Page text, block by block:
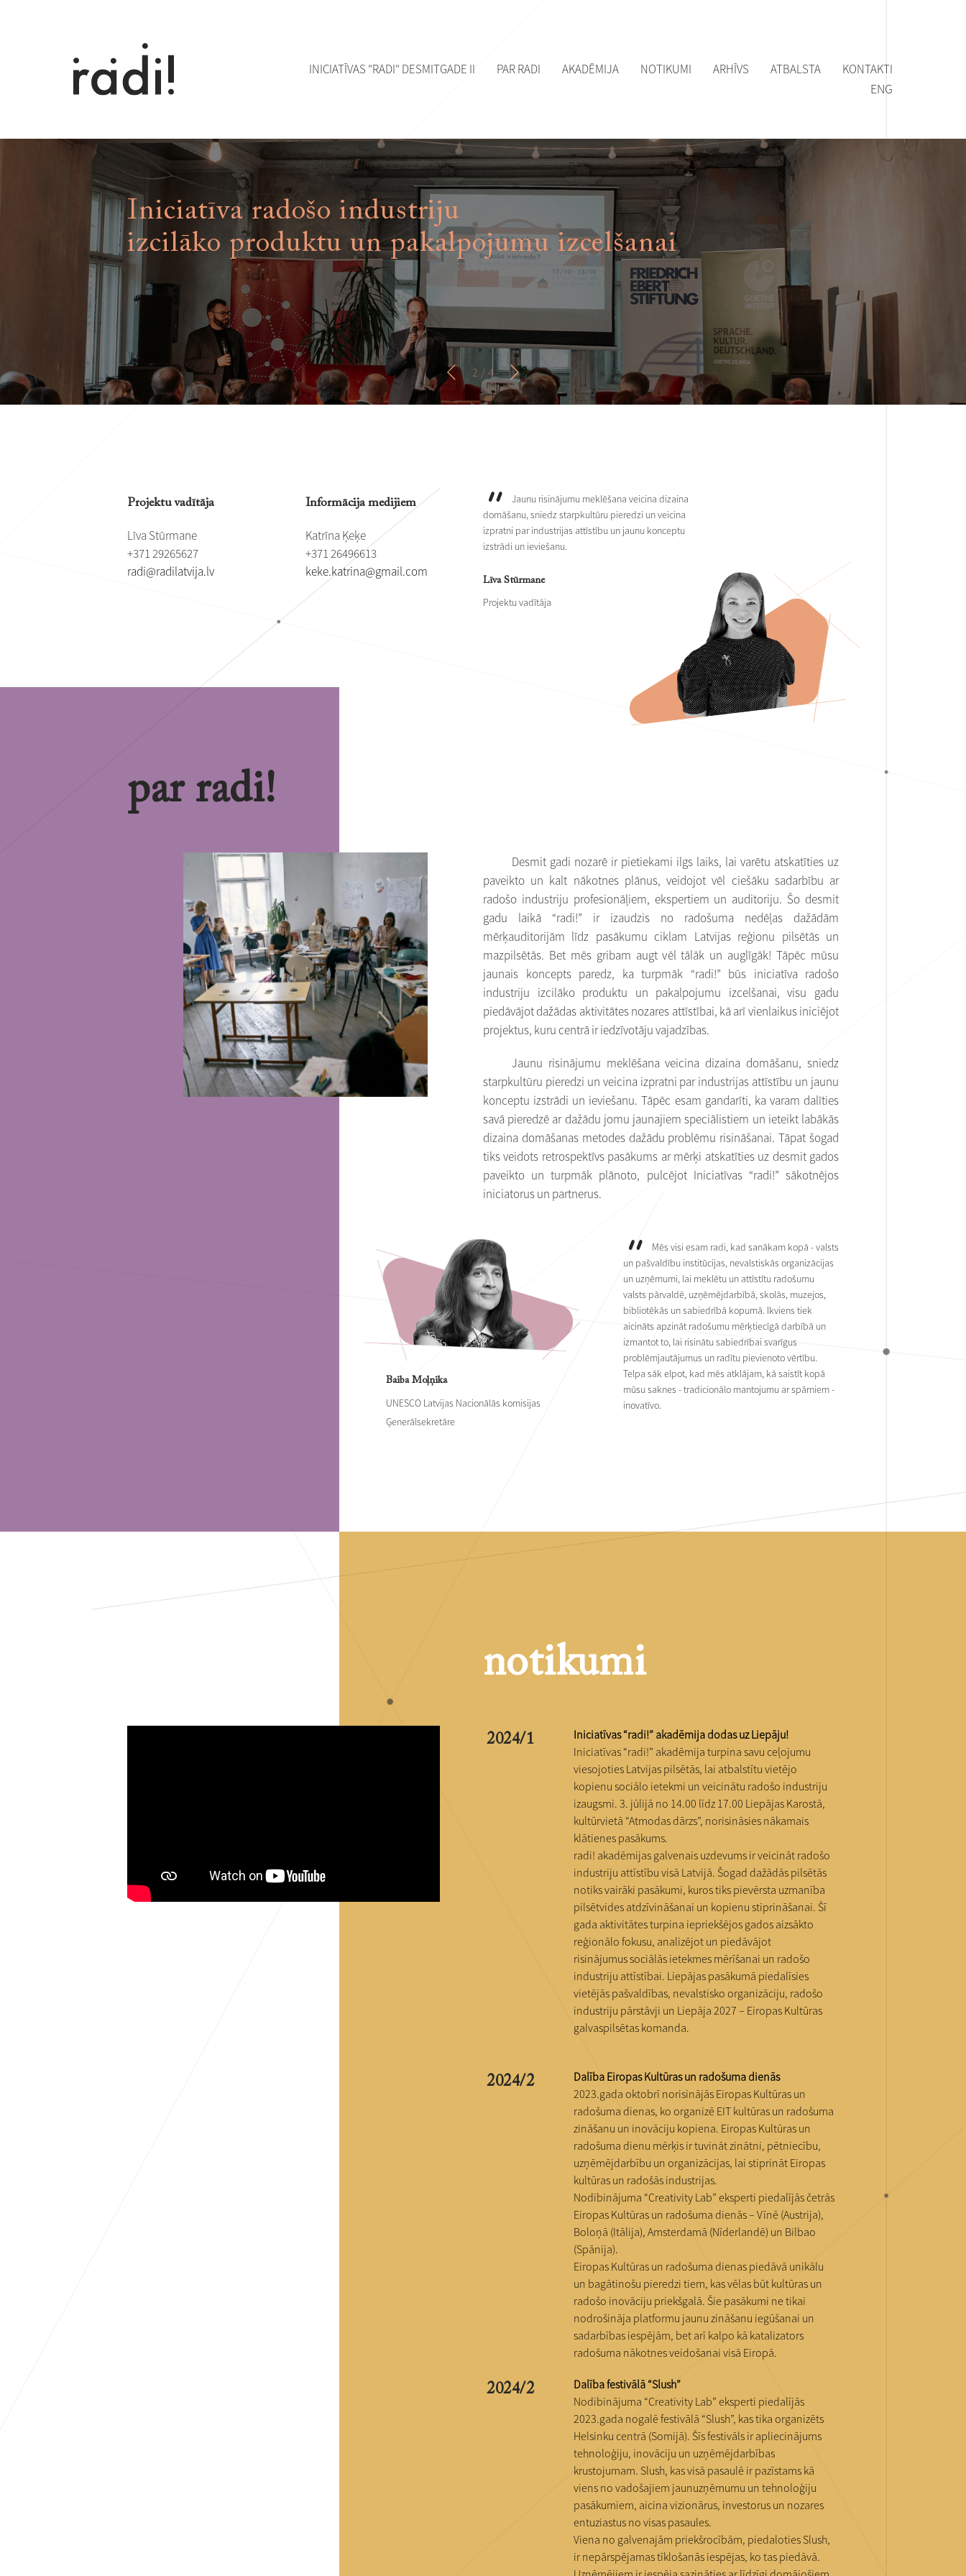
INICIATĪVAS "RADI" DESMITGADE II PAR RADI AKADĒMIJA NOTIKUMI ARHĪVS ATBALSTA KONTAKTI
ENG
Iniciatīva radošo industriju
izcilāko produktu un pakalpojumu izcelšanai
3 / 4
Projektu vadītāja
Līva Stūrmane
+371 29265627
​radi@radilatvija.lv
Informācija medijiem
Katrīna Ķeķe
+371 26496613
​​keke.katrina@gmail.com
Jaunu risinājumu meklēšana veicina dizaina
domāšanu, sniedz starpkultūru pieredzi un veicina
izpratni par industrijas attīstību un jaunu konceptu
izstrādi un ieviešanu.
Līva Stūrmane
Projektu vadītāja
par radi!
Desmit gadi nozarē ir pietiekami ilgs laiks, lai varētu atskatīties uz
paveikto un kalt nākotnes plānus, veidojot vēl ciešāku sadarbību ar
radošo industriju profesionāļiem, ekspertiem un auditoriju. Šo desmit
gadu laikā “radi!” ir izaudzis no radošuma nedēļas dažādām
mērķauditorijām līdz pasākumu ciklam Latvijas reģionu pilsētās un
mazpilsētās. Bet mēs gribam augt vēl tālāk un auglīgāk! Tāpēc mūsu
jaunais koncepts paredz, ka turpmāk “radi!” būs iniciatīva radošo
industriju izcilāko produktu un pakalpojumu izcelšanai, visu gadu
piedāvājot dažādas aktivitātes nozares attīstībai, kā arī vienlaikus iniciējot
projektus, kuru centrā ir iedzīvotāju vajadzības.
Jaunu risinājumu meklēšana veicina dizaina domāšanu, sniedz
starpkultūru pieredzi un veicina izpratni par industrijas attīstību un jaunu
konceptu izstrādi un ieviešanu. Tāpēc esam gandarīti, ka varam dalīties
savā pieredzē ar dažādu jomu jaunajiem speciālistiem un ieteikt labākās
dizaina domāšanas metodes dažādu problēmu risināšanai. Tāpat šogad
tiks veidots retrospektīvs pasākums ar mērķi atskatīties uz desmit gados
paveikto un turpmāk plānoto, pulcējot Iniciatīvas “radi!” sākotnējos
iniciatorus un partnerus.
Baiba Moļņika
UNESCO Latvijas Nacionālās komisijas
Ģenerālsekretāre
Mēs visi esam radi, kad sanākam kopā - valsts
un pašvaldību institūcijas, nevalstiskās organizācijas
un uzņēmumi, lai meklētu un attīstītu radošumu
valsts pārvaldē, uzņēmējdarbībā, skolās, muzejos,
bibliotēkās un sabiedrībā kopumā. Ikviens tiek
aicināts apzināt radošumu mērķtiecīgā darbībā un
izmantot to, lai risinātu sabiedrībai svarīgus
problēmjautājumus un radītu pievienoto vērtību.
Telpa sāk elpot, kad mēs atklājam, kā saistīt kopā
mūsu saknes - tradicionālo mantojumu ar spārniem -
inovatīvo.
notikumi
2024/1
Iniciatīvas “radi!” akadēmija dodas uz Liepāju!
Iniciatīvas “radi!” akadēmija turpina savu ceļojumu
viesojoties Latvijas pilsētās, lai atbalstītu vietējo
kopienu sociālo ietekmi un veicinātu radošo industriju
izaugsmi. 3. jūlijā no 14.00 līdz 17.00 Liepājas Karostā,
kultūrvietā “Atmodas dārzs”, norisināsies nākamais
klātienes pasākums.
radi! akadēmijas galvenais uzdevums ir veicināt radošo
industriju attīstību visā Latvijā. Šogad dažādās pilsētās
notiks vairāki pasākumi, kuros tiks pievērsta uzmanība
pilsētvides atdzīvināšanai un kopienu stiprināšanai. Šī
gada aktivitātes turpina iepriekšējos gados aizsākto
reģionālo fokusu, analizējot un piedāvājot
risinājumus sociālās ietekmes mērīšanai un radošo
industriju attīstībai. Liepājas pasākumā piedalīsies
vietējās pašvaldības, nevalstisko organizāciju, radošo
industriju pārstāvji un Liepāja 2027 – Eiropas Kultūras
galvaspilsētas komanda.
2024/2
Dalība Eiropas Kultūras un radošuma dienās
2023.gada oktobrī norisinājās Eiropas Kultūras un
radošuma dienas, ko organizē EIT kultūras un radošuma
zināšanu un inovāciju kopiena. Eiropas Kultūras un
radošuma dienu mērķis ir tuvināt zinātni, pētniecību,
uzņēmējdarbību un organizācijas, lai stiprināt Eiropas
kultūras un radošās industrijas.
Nodibinājuma “Creativity Lab” eksperti piedalījās četrās
Eiropas Kultūras un radošuma dienās – Vīnē (Austrija),
Boloņā (Itālija), Amsterdamā (Nīderlandē) un Bilbao
(Spānija).
Eiropas Kultūras un radošuma dienas piedāvā unikālu
un bagātinošu pieredzi tiem, kas vēlas būt kultūras un
radošo inovāciju priekšgalā. Šie pasākumi ne tikai
nodrošināja platformu jaunu zināšanu iegūšanai un
sadarbības iespējām, bet arī kalpo kā katalizators
radošuma nākotnes veidošanai visā Eiropā.
2024/2
Dalība festivālā “Slush”
Nodibinājuma “Creativity Lab” eksperti piedalījās
2023.gada nogalē festivālā “Slush”, kas tika organizēts
Helsinku centrā (Somijā). Šīs festivāls ir apliecinājums
tehnoloģiju, inovāciju un uzņēmējdarbības
krustojumam. Slush, kas visā pasaulē ir pazīstams kā
viens no vadošajiem jaunuzņēmumu un tehnoloģiju
pasākumiem, aicina vizionārus, investorus un nozares
entuziastus no visas pasaules.
Viena no galvenajām priekšrocībām, piedaloties Slush,
ir nepārspējamas tīklošanās iespējas, ko tas piedāvā.